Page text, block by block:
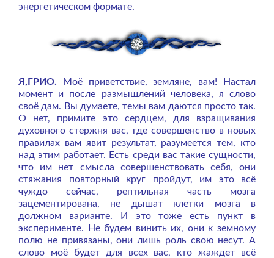
энергетическом формате.
Я,ГРИО. Моё приветствие, земляне, вам! Настал
момент и после размышлений человека, я слово
своё дам. Вы думаете, темы вам даются просто так.
О нет, примите это сердцем, для взращивания
духовного стержня вас, где совершенство в новых
правилах вам явит результат, разумеется тем, кто
над этим работает. Есть среди вас такие сущности,
что им нет смысла совершенствовать себя, они
стяжания повторный круг пройдут, им это всё
чуждо сейчас, рептильная часть мозга
зацементирована, не дышат клетки мозга в
должном варианте. И это тоже есть пункт в
эксперименте. Не будем винить их, они к земному
полю не привязаны, они лишь роль свою несут. А
слово моё будет для всех вас, кто жаждет всё